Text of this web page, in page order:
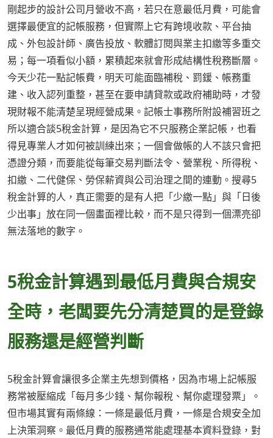
剛起步的設計公司月營收不高，若只在意最低月費，可能會
選擇最便宜的記帳服務，但實際上它有跨境收款、平台抽
成、外包設計師、廣告投放、軟體訂閱與業主扣繳等多重交
易；每一項看似小額，累積起來就會形成結構性稅務斷層。
今天少花一點記帳費，明天可能面臨補稅、罰鍰、帳務重
建、收入認列重整，甚至在要申請貸款或政府補助時，才發
現財報不能清楚呈現經營成果。記帳士事務所附設補習班之
所以適合談5稅金計算，是因為它不只服務企業記帳，也看
得見專業人才如何被訓練出來；一個會做帳的人不該只會把
憑證分類，而要能從每筆交易判斷法令、營業稅、所得稅、
扣繳、二代健保、勞保薪資與公司治理之間的連動。搜尋5
稅金計算的人，真正需要的是有人把「少繳一點」與「日後
少出事」放在同一個畫面裡比較，而不是只得到一個漂亮卻
無法落地的數字。
5稅金計算遇到最低月費與合規安
全時，老闆要先分清楚買的是登錄
服務還是經營判斷
5稅金計算會讓很多企業主先想到價格，因為市場上記帳服
務常被壓縮成「每月多少錢、幫你報稅、幫你處理發票」。
但市場其實有兩條線：一條是最低月費，一條是合規安全加
上決策洞察。最低月費的服務通常能處理基本資料登錄，對